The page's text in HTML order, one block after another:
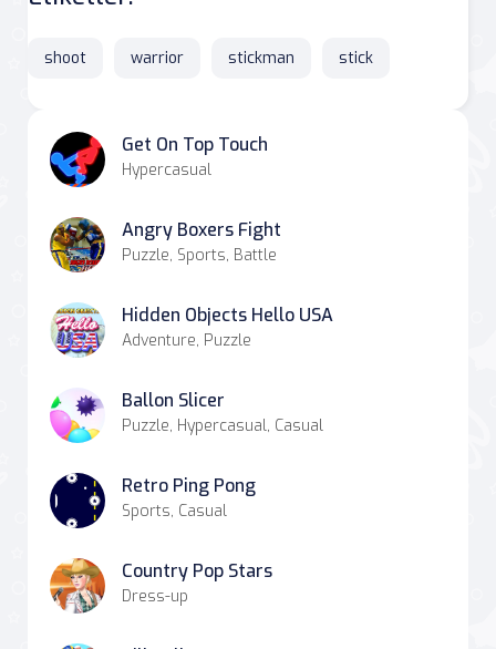
shoot warrior stickman stick
Get On Top Touch
Hypercasual
Angry Boxers Fight
Puzzle, Sports, Battle
Hidden Objects Hello USA
Adventure, Puzzle
Ballon Slicer
Puzzle, Hypercasual, Casual
Retro Ping Pong
Sports, Casual
Country Pop Stars
Dress-up